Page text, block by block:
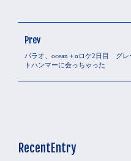
Prev
パラオ、ocean＋αロケ2日目 グレ
トハンマーに会っちゃった
RecentEntry